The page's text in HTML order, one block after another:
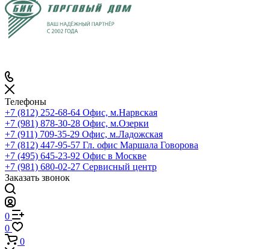
Телефоны
+7 (812) 252-68-64 Офис, м.Нарвская
+7 (981) 878-30-28 Офис, м.Озерки
+7 (911) 709-35-29 Офис, м.Ладожская
+7 (812) 447-95-57 Гл. офис Маршала Говорова
+7 (495) 645-23-92 Офис в Москве
+7 (981) 680-02-27 Сервисный центр
Заказать звонок
0
0
0